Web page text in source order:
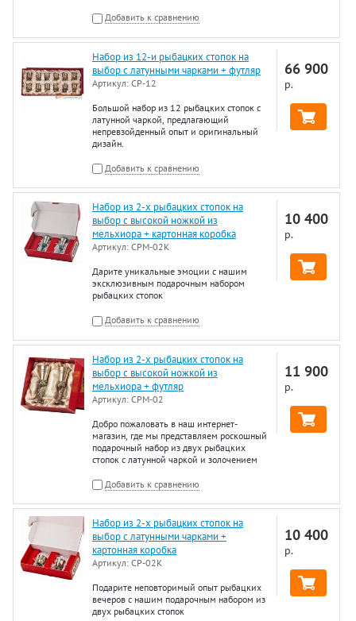
Добавить к сравнению
66 900
р.
Набор из 12-и рыбацких стопок на
выбор с латунными чарками + футляр
Артикул:СР-12
Большой набор из 12 рыбацких стопок с
латунной чаркой, предлагающий
непревзойденный опыт и оригинальный
дизайн.
Добавить к сравнению
10 400
р.
Набор из 2-х рыбацких стопок на
выбор с высокой ножкой из
мельхиора + картонная коробка
Артикул:СРМ-02К
Дарите уникальные эмоции с нашим
эксклюзивным подарочным набором
рыбацких стопок
Добавить к сравнению
11 900
р.
Набор из 2-х рыбацких стопок на
выбор с высокой ножкой из
мельхиора + футляр
Артикул:СРМ-02
Добро пожаловать в наш интернет-
магазин, где мы представляем роскошный
подарочный набор из двух рыбацких
стопок с латунной чаркой и золочением
Добавить к сравнению
10 400
р.
Набор из 2-х рыбацких стопок на
выбор с латунными чарками +
картонная коробка
Артикул:СР-02К
Подарите неповторимый опыт рыбацких
вечеров с нашим подарочным набором из
двух рыбацких стопок